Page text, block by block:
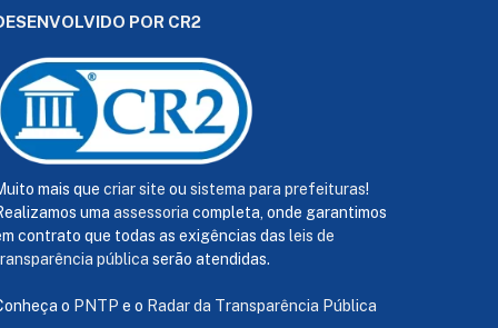
POR CR2
mais que criar site ou sistema para prefeituras!
uma assessoria completa, onde garantimos
contrato que todas as exigências das leis de
pública serão atendidas.
o PNTP e o Radar da Transparência Pública